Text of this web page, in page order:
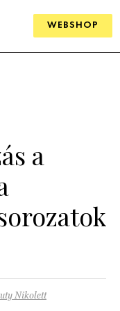
WEBSHOP
a
Nikolett